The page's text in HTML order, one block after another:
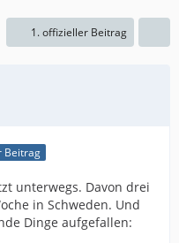
1. offizieller Beitrag
Beitrag
unterwegs. Davon drei
in Schweden. Und
Dinge aufgefallen: